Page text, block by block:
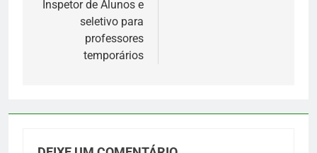
Inspetor de Alunos e
seletivo para
professores
temporários